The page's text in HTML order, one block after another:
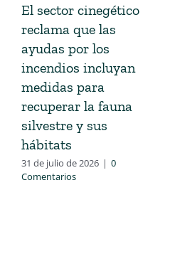
El sector cinegético
reclama que las
ayudas por los
incendios incluyan
medidas para
recuperar la fauna
silvestre y sus
hábitats
31 de julio de 2026 | 0
Comentarios